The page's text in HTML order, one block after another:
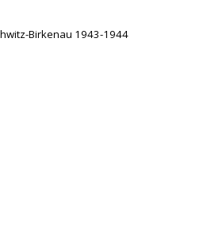
Birkenau 1943-1944